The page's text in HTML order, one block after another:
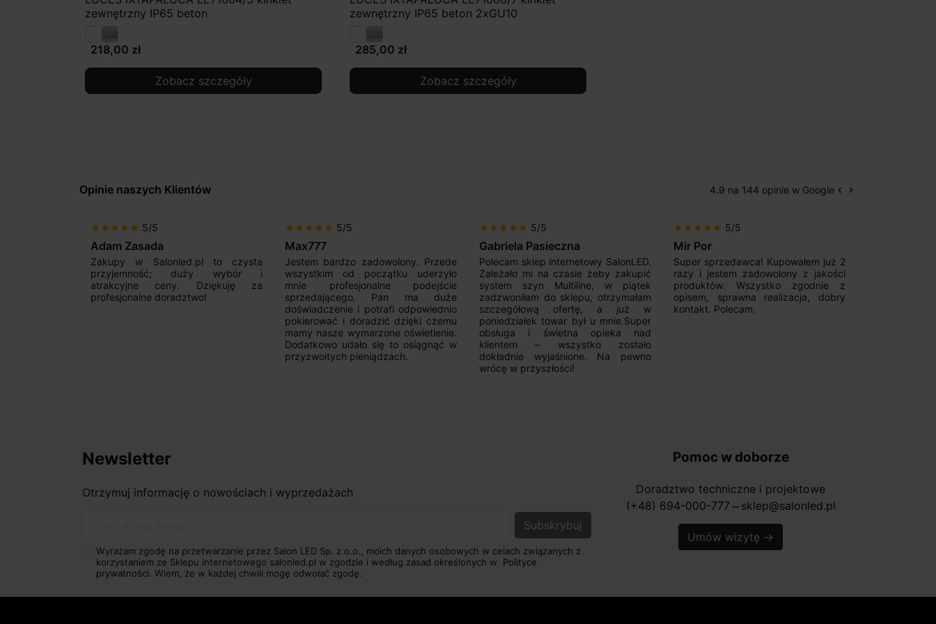
zewnętrzny IP65 beton
218,00 zł
Zobacz szczegóły
zewnętrzny IP65 beton 2xGU10
285,00 zł
Zobacz szczegóły
Opinie naszych Klientów 4.9 na 144 opinie w Google Poprzedni
keyboard_arrow_left Następny
keyboard_arrow_right
star star star star star 5/5
Adam Zasada
Zakupy w Salonled.pl to czysta
przyjemność; duży wybór i
atrakcyjne ceny. Dziękuję za
profesjonalne doradztwo!
star star star star star 5/5
Max777
Jestem bardzo zadowolony. Przede
wszystkim od początku uderzyło
mnie profesjonalne podejście
sprzedającego. Pan ma duże
doświadczenie i potrafi odpowiednio
pokierować i doradzić dzięki czemu
mamy nasze wymarzone oświetlenie.
Dodatkowo udało się to osiągnąć w
przyzwoitych pieniądzach.
star star star star star 5/5
Gabriela Pasieczna
Polecam sklep internetowy SalonLED.
Zależało mi na czasie żeby zakupić
system szyn Multiline, w piątek
zadzwoniłam do sklepu, otrzymałam
szczegółową ofertę, a już w
poniedziałek towar był u mnie.Super
obsługa i świetna opieka nad
klientem – wszystko zostało
dokładnie wyjaśnione. Na pewno
wrócę w przyszłości!
star star star star star 5/5
Mir Por
Super sprzedawca! Kupowałem już 2
razy i jestem zadowolony z jakości
produktów. Wszystko zgodnie z
opisem, sprawna realizacja, dobry
kontakt. Polecam.
Newsletter
Otrzymuj informację o nowościach i wyprzedażach
Wyrażam zgodę na przetwarzanie przez Salon LED Sp. z o.o., moich danych osobowych w celach związanych z
korzystaniem ze Sklepu internetowego salonled.pl w zgodzie i według zasad określonych w Polityce
prywatności. Wiem, że w każdej chwili mogę odwołać zgodę.
Pomoc w doborze
Doradztwo techniczne i projektowe
(+48) 694-000-777 horizontal_rule sklep@salonled.pl
Umów wizytę →